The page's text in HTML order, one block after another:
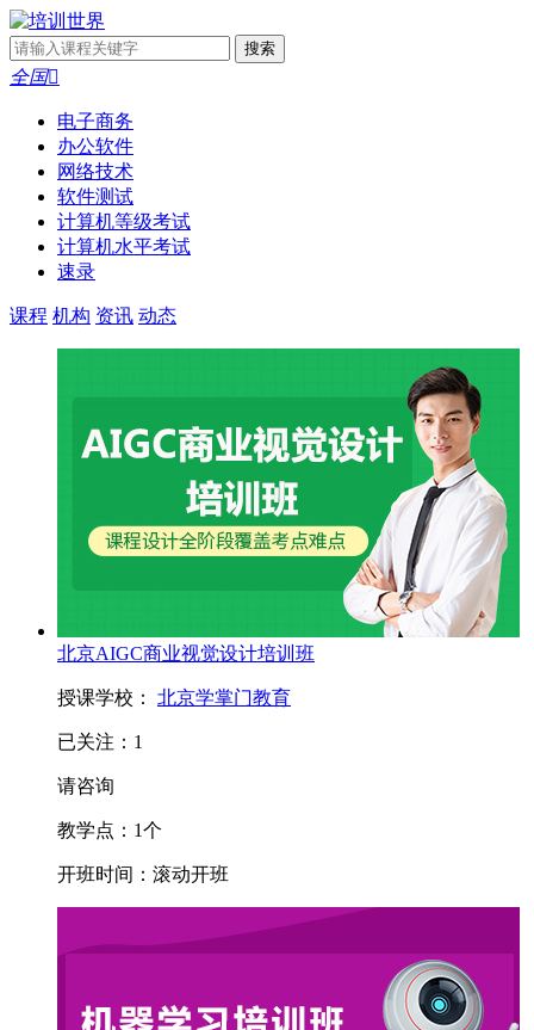
全国
电子商务
办公软件
网络技术
软件测试
计算机等级考试
计算机水平考试
速录
课程 机构 资讯 动态
北京AIGC商业视觉设计培训班
授课学校： 北京学掌门教育
已关注： 1
请咨询
教学点： 1个
开班时间： 滚动开班